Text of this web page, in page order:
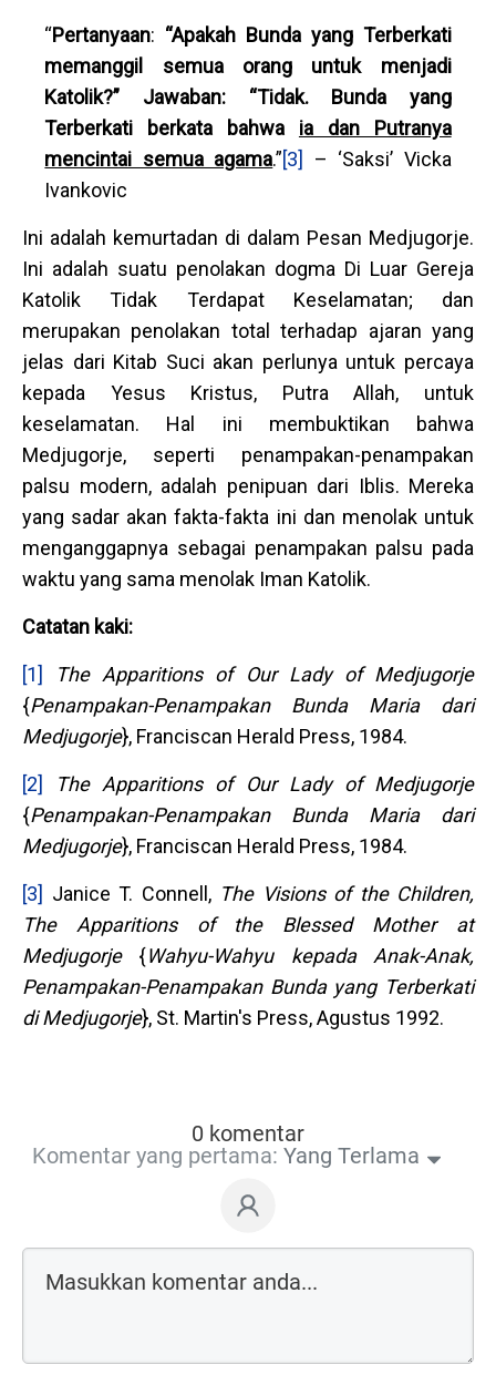
“Pertanyaan: “Apakah Bunda yang Terberkati
memanggil semua orang untuk menjadi
Katolik?” Jawaban: “Tidak. Bunda yang
Terberkati berkata bahwa ia dan Putranya
mencintai semua agama.”[3]
– ‘Saksi’ Vicka
Ivankovic
Ini adalah kemurtadan di dalam Pesan Medjugorje.
Ini adalah suatu penolakan dogma Di Luar Gereja
Katolik Tidak Terdapat Keselamatan; dan
merupakan penolakan total terhadap ajaran yang
jelas dari Kitab Suci akan perlunya untuk percaya
kepada Yesus Kristus, Putra Allah, untuk
keselamatan. Hal ini membuktikan bahwa
Medjugorje, seperti penampakan-penampakan
palsu modern, adalah penipuan dari Iblis. Mereka
yang sadar akan fakta-fakta ini dan menolak untuk
menganggapnya sebagai penampakan palsu pada
waktu yang sama menolak Iman Katolik.
Catatan kaki:
[1]
The Apparitions of Our Lady of Medjugorje
{Penampakan-Penampakan Bunda Maria dari
Medjugorje}, Franciscan Herald Press, 1984.
[2]
The Apparitions of Our Lady of Medjugorje
{Penampakan-Penampakan Bunda Maria dari
Medjugorje}, Franciscan Herald Press, 1984.
[3] Janice T. Connell, The Visions of the Children,
The Apparitions of the Blessed Mother at
Medjugorje{Wahyu-Wahyu kepada Anak-Anak,
Penampakan-Penampakan Bunda yang Terberkati
di Medjugorje}, St. Martin's Press, Agustus 1992.
0 komentar
Komentar yang pertama: Yang Terlama